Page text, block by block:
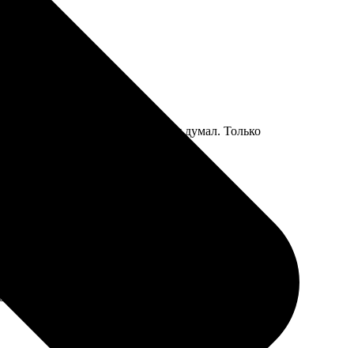
вышло лучше чем я думал. Только
быстро, уточнили детали. Значки пришли уже
к сотрудничеству!